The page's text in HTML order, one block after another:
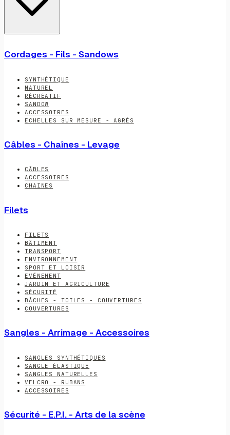
Cordages - Fils - Sandows
SYNTHÉTIQUE
NATUREL
RÉCRÉATIF
SANDOW
ACCESSOIRES
ECHELLES SUR MESURE - AGRÈS
Câbles - Chaînes - Levage
CÂBLES
ACCESSOIRES
CHAINES
Filets
FILETS
BÂTIMENT
TRANSPORT
ENVIRONNEMENT
SPORT ET LOISIR
EVÉNEMENT
JARDIN ET AGRICULTURE
SÉCURITÉ
BÂCHES - TOILES - COUVERTURES
COUVERTURES
Sangles - Arrimage - Accessoires
SANGLES SYNTHÉTIQUES
SANGLE ÉLASTIQUE
SANGLES NATURELLES
VELCRO - RUBANS
ACCESSOIRES
Sécurité - E.P.I. - Arts de la scène